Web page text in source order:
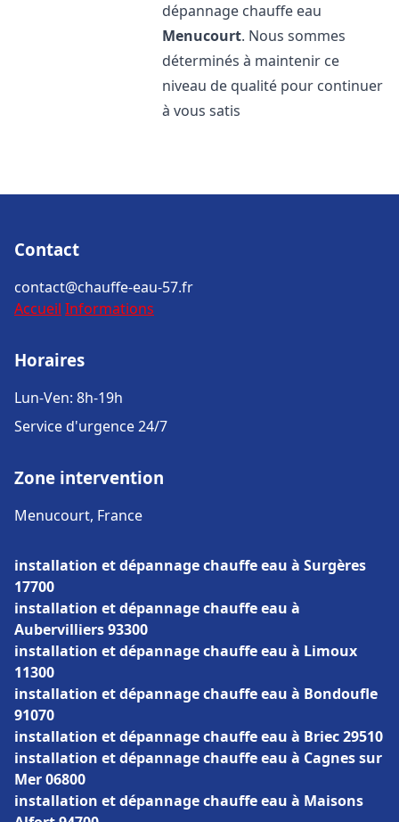
dépannage chauffe eau
Menucourt. Nous sommes
déterminés à maintenir ce
niveau de qualité pour continuer
à vous satis
Contact
contact@chauffe-eau-57.fr
Accueil Informations
Horaires
Lun-Ven: 8h-19h
Service d'urgence 24/7
Zone intervention
Menucourt, France
installation et dépannage chauffe eau à Surgères
17700
installation et dépannage chauffe eau à
Aubervilliers 93300
installation et dépannage chauffe eau à Limoux
11300
installation et dépannage chauffe eau à Bondoufle
91070
installation et dépannage chauffe eau à Briec 29510
installation et dépannage chauffe eau à Cagnes sur
Mer 06800
installation et dépannage chauffe eau à Maisons